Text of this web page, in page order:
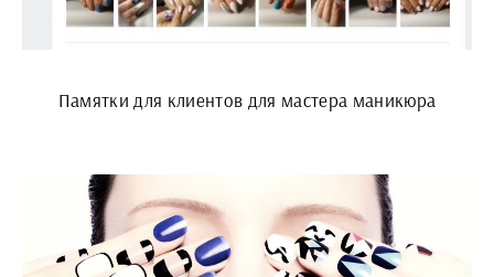
Памятки для клиентов для мастера маникюра